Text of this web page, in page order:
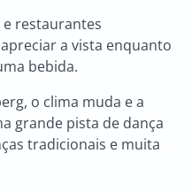
e restaurantes
a vista enquanto
bebida.
o clima muda e a
grande pista de dança
tradicionais e muita